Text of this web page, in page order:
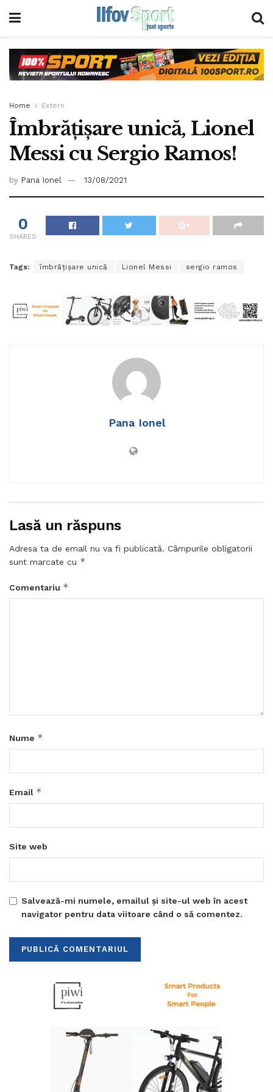
Home Extern
Îmbrățișare unică, Lionel
Messi cu Sergio Ramos!
by Pana Ionel 13/08/2021
0
SHARES
Tags: îmbrățișare unică Lionel Messi sergio ramos
Pana Ionel
Lasă un răspuns
Adresa ta de email nu va fi publicată. Câmpurile obligatorii
sunt marcate cu *
Comentariu *
Nume *
Email *
Site web
Salvează-mi numele, emailul și site-ul web în acest
navigator pentru data viitoare când o să comentez.